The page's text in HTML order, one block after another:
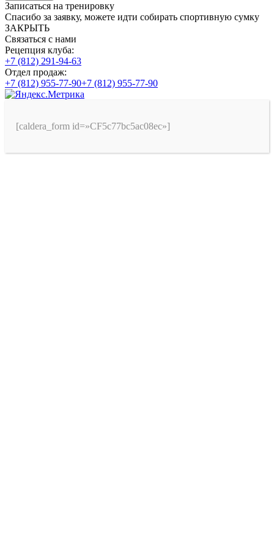
Записаться на тренировку
Спасибо за заявку, можете идти собирать спортивную сумку
ЗАКРЫТЬ
Связаться с нами
Рецепция клуба:
+7 (812) 291-94-63
Отдел продаж:
+7 (812) 955-77-90+7 (812) 955-77-90
[caldera_form id=»CF5c77bc5ac08ec»]